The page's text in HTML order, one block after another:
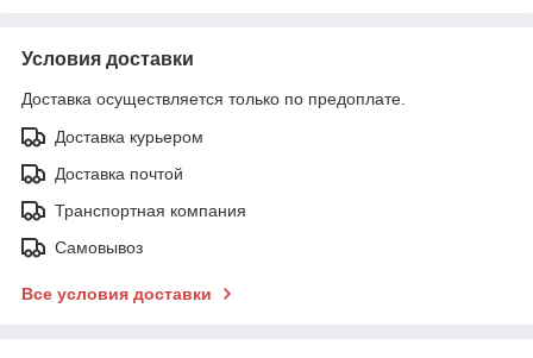
Условия доставки
Доставка осуществляется только по предоплате.
Доставка курьером
Доставка почтой
Транспортная компания
Самовывоз
Все условия доставки